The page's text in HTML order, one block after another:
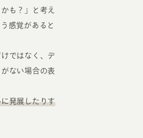
も？」と考え
感覚があると
ではなく、デ
ない場合の表
発展したりす